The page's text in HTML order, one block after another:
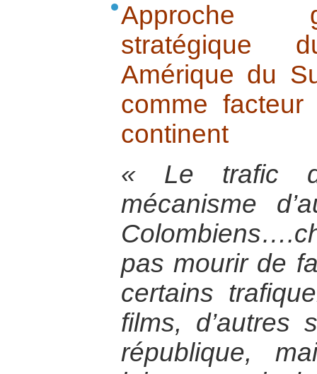
Approche
stratégique
Amérique du
comme
continent
« Le trafic
mécanisme
pas mourir de
certains
films, d’autres
république,